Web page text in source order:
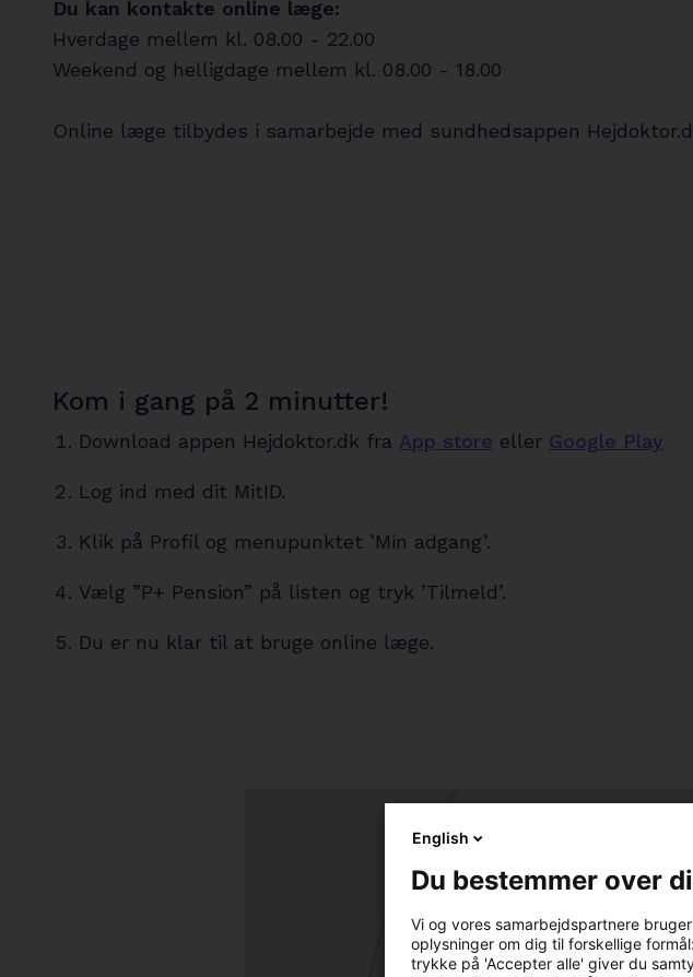
Du kan kontakte online læge:
Hverdage mellem kl. 08.00 - 22.00
Weekend og helligdage mellem kl. 08.00 - 18.00
Online læge tilbydes i samarbejde med sundhedsappen
Kom i gang på 2 minutter!
Download appen Hejdoktor.dk fra App store eller Google Play
Log ind med dit MitID.
Klik på Profil og menupunktet ’Min adgang’.
Vælg ”P+ Pension” på listen og tryk ’Tilmeld’.
Du er nu klar til at bruge online læge.
English
Du bestemmer over
Vi og vores samarbejdspartnere
oplysninger om dig til forskellige
trykke på 'Accepter alle' giver du